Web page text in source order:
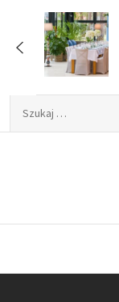
content